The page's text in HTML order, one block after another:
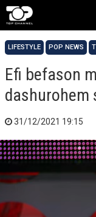
LIFESTYLE POP NEWS
Efi befason
dashurohem
31/12/2021 19:15